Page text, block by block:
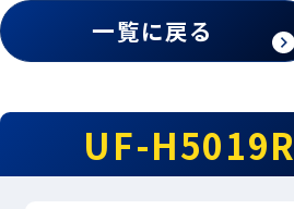
一覧に戻る
UF-H5019R